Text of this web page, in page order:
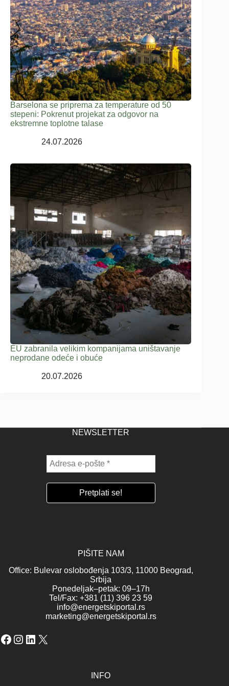
Barselona se priprema za temperature od 50
stepeni: Pokrenut projekat za odgovor na
ekstremne toplotne talase
24.07.2026
EU zabranila velikim kompanijama uništavanje
neprodane odeće i obuće
20.07.2026
NEWSLETTER
PIŠITE NAM
Office: Bulevar oslobođenja 103/3, 11000 Beograd,
Srbija
Ponedeljak–petak: 09–17h
Tel/Fax: +381 (11) 396 23 59
info@energetskiportal.rs
marketing@energetskiportal.rs
Facebook
Instagram
LinkedIn
X
INFO